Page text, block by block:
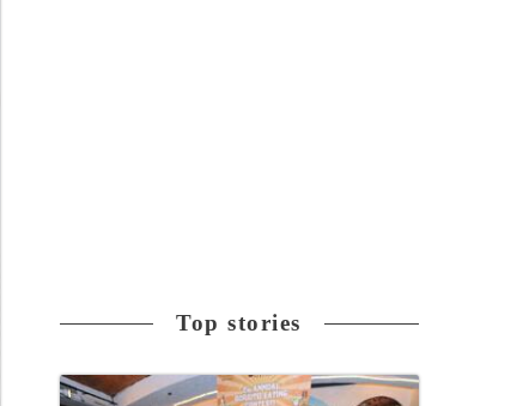
Top stories